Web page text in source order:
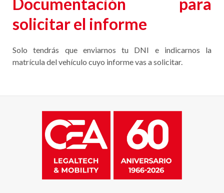
solicitar el informe
Solo tendrás que enviarnos tu DNI e indicarnos la
matrícula del vehículo cuyo informe vas a solicitar.